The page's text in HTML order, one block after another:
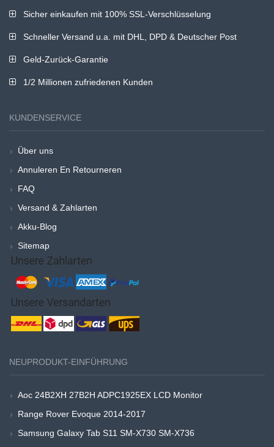
Sicher einkaufen mit 100% SSL-Verschlüsselung
Schneller Versand u.a. mit DHL, DPD & Deutscher Post
Geld-Zurück-Garantie
1/2 Millionen zufriedenen Kunden
KUNDENSERVICE
Über uns
Annuleren En Retourneren
FAQ
Versand & Zahlarten
Akku-Blog
Sitemap
NEUPRODUKT-EINFÜHRUNG
Aoc 24B2XH 27B2H ADPC1925EX LCD Monitor
Range Rover Evoque 2014-2017
Samsung Galaxy Tab S11 SM-X730 SM-X736